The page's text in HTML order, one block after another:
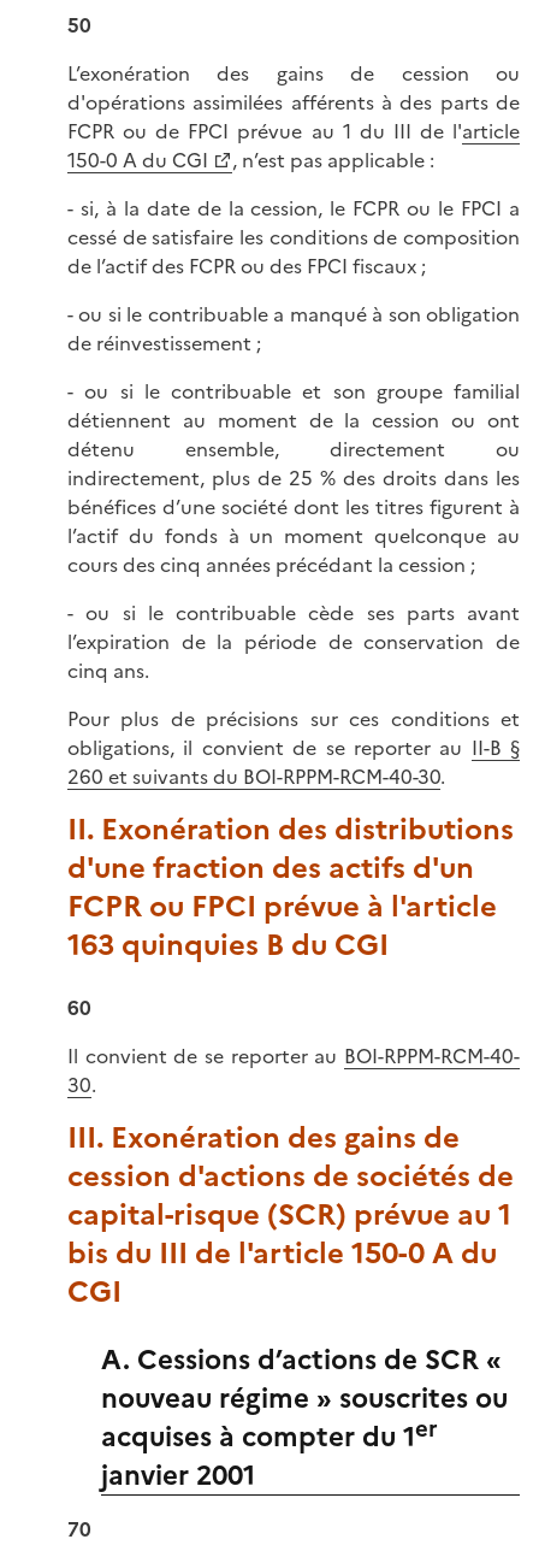
50
L’exonération des gains de cession ou
d'opérations assimilées afférents à des parts de
FCPR ou de FPCI prévue au 1 du III de l'article
150-0 A du CGI
, n’est pas applicable :
- si, à la date de la cession, le FCPR ou le FPCI a
cessé de satisfaire les conditions de composition
de l’actif des FCPR ou des FPCI fiscaux ;
- ou si le contribuable a manqué à son obligation
de réinvestissement ;
- ou si le contribuable et son groupe familial
détiennent au moment de la cession ou ont
détenu ensemble, directement ou
indirectement, plus de 25 % des droits dans les
bénéfices d’une société dont les titres figurent à
l’actif du fonds à un moment quelconque au
cours des cinq années précédant la cession ;
- ou si le contribuable cède ses parts avant
l’expiration de la période de conservation de
cinq ans.
Pour plus de précisions sur ces conditions et
obligations, il convient de se reporter au II-B §
260 et suivants du BOI-RPPM-RCM-40-30.
II. Exonération des distributions
d'une fraction des actifs d'un
FCPR ou FPCI prévue à l'article
163 quinquies B du CGI
60
Il convient de se reporter au BOI-RPPM-RCM-40-
30.
III. Exonération des gains de
cession d'actions de sociétés de
capital-risque (SCR) prévue au 1
bis du III de l'article 150-0 A du
CGI
A. Cessions d’actions de SCR «
nouveau régime » souscrites ou
acquises à compter du 1er
janvier 2001
70